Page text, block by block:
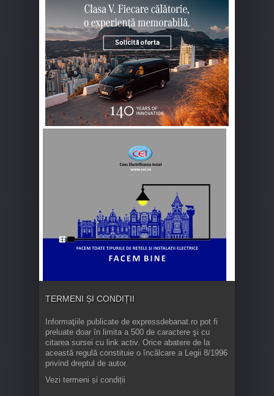
TERMENI ȘI CONDIȚII
Informaţiile publicate de expressdebanat.ro pot fi
preluate doar în limita a 500 de caractere şi cu
citarea sursei cu link activ. Orice abatere de la
această regulă constituie o încălcare a Legii 8/1996
privind dreptul de autor.
Vezi termeni și condiții